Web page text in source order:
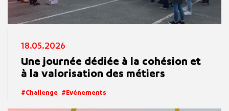
18.05.2026
Une journée dédiée à la cohésion et
à la valorisation des métiers
Challenge Evénements